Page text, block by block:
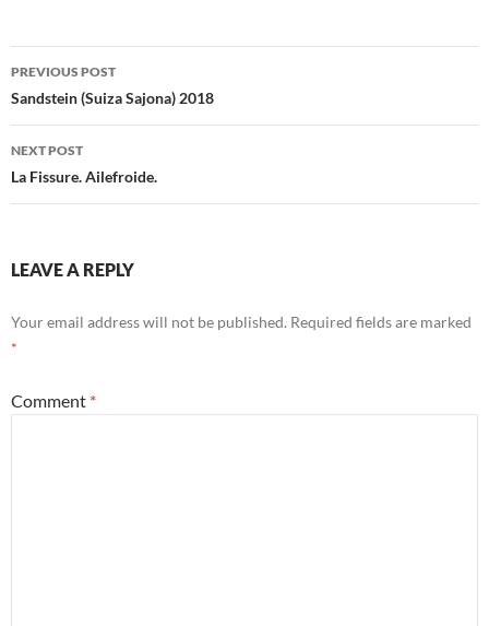
Post
navigation
PREVIOUS POST
Sandstein (Suiza Sajona) 2018
NEXT POST
La Fissure. Ailefroide.
LEAVE A REPLY
Your email address will not be published. Required fields are marked
*
Comment *